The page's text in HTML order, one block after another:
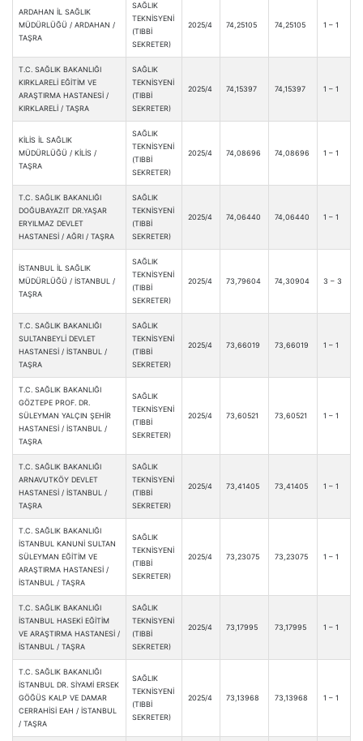
ARDAHAN İL SAĞLIK
MÜDÜRLÜĞÜ / ARDAHAN /
TAŞRA
SAĞLIK
TEKNİSYENİ
(TIBBİ
SEKRETER)
2025/4 74,25105 74,25105 1 – 1
T.C. SAĞLIK BAKANLIĞI
KIRKLARELİ EĞİTİM VE
ARAŞTIRMA HASTANESİ /
KIRKLARELİ / TAŞRA
SAĞLIK
TEKNİSYENİ
(TIBBİ
SEKRETER)
2025/4 74,15397 74,15397 1 – 1
KİLİS İL SAĞLIK
MÜDÜRLÜĞÜ / KİLİS /
TAŞRA
SAĞLIK
TEKNİSYENİ
(TIBBİ
SEKRETER)
2025/4 74,08696 74,08696 1 – 1
T.C. SAĞLIK BAKANLIĞI
DOĞUBAYAZIT DR.YAŞAR
ERYILMAZ DEVLET
HASTANESİ / AĞRI / TAŞRA
SAĞLIK
TEKNİSYENİ
(TIBBİ
SEKRETER)
2025/4 74,06440 74,06440 1 – 1
İSTANBUL İL SAĞLIK
MÜDÜRLÜĞÜ / İSTANBUL /
TAŞRA
SAĞLIK
TEKNİSYENİ
(TIBBİ
SEKRETER)
2025/4 73,79604 74,30904 3 – 3
T.C. SAĞLIK BAKANLIĞI
SULTANBEYLİ DEVLET
HASTANESİ / İSTANBUL /
TAŞRA
SAĞLIK
TEKNİSYENİ
(TIBBİ
SEKRETER)
2025/4 73,66019 73,66019 1 – 1
T.C. SAĞLIK BAKANLIĞI
GÖZTEPE PROF. DR.
SÜLEYMAN YALÇIN ŞEHİR
HASTANESİ / İSTANBUL /
TAŞRA
SAĞLIK
TEKNİSYENİ
(TIBBİ
SEKRETER)
2025/4 73,60521 73,60521 1 – 1
T.C. SAĞLIK BAKANLIĞI
ARNAVUTKÖY DEVLET
HASTANESİ / İSTANBUL /
TAŞRA
SAĞLIK
TEKNİSYENİ
(TIBBİ
SEKRETER)
2025/4 73,41405 73,41405 1 – 1
T.C. SAĞLIK BAKANLIĞI
İSTANBUL KANUNİ SULTAN
SÜLEYMAN EĞİTİM VE
ARAŞTIRMA HASTANESİ /
İSTANBUL / TAŞRA
SAĞLIK
TEKNİSYENİ
(TIBBİ
SEKRETER)
2025/4 73,23075 73,23075 1 – 1
T.C. SAĞLIK BAKANLIĞI
İSTANBUL HASEKİ EĞİTİM
VE ARAŞTIRMA HASTANESİ /
İSTANBUL / TAŞRA
SAĞLIK
TEKNİSYENİ
(TIBBİ
SEKRETER)
2025/4 73,17995 73,17995 1 – 1
T.C. SAĞLIK BAKANLIĞI
İSTANBUL DR. SİYAMİ ERSEK
GÖĞÜS KALP VE DAMAR
CERRAHİSİ EAH / İSTANBUL
/ TAŞRA
SAĞLIK
TEKNİSYENİ
(TIBBİ
SEKRETER)
2025/4 73,13968 73,13968 1 – 1